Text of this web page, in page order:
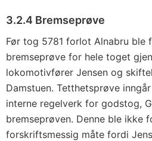
3.2.4 Bremseprøve
Før tog 5781 forlot Alnabru ble
bremseprøve for hele toget
lokomotivfører Jensen og
Damstuen. Tetthetsprøve
interne regelverk for godstog,
bremseprøven. Denne ble ikke
forskriftsmessig måte fordi